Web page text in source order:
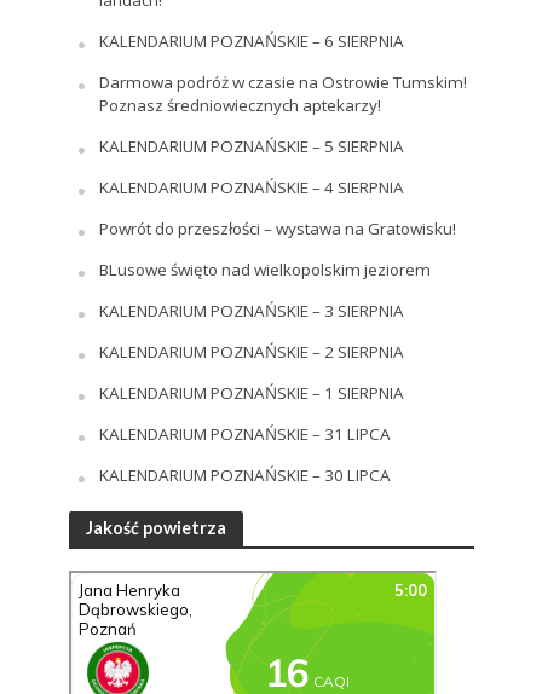
KALENDARIUM POZNAŃSKIE – 6 SIERPNIA
Darmowa podróż w czasie na Ostrowie Tumskim!
Poznasz średniowiecznych aptekarzy!
KALENDARIUM POZNAŃSKIE – 5 SIERPNIA
KALENDARIUM POZNAŃSKIE – 4 SIERPNIA
Powrót do przeszłości – wystawa na Gratowisku!
BLusowe święto nad wielkopolskim jeziorem
KALENDARIUM POZNAŃSKIE – 3 SIERPNIA
KALENDARIUM POZNAŃSKIE – 2 SIERPNIA
KALENDARIUM POZNAŃSKIE – 1 SIERPNIA
KALENDARIUM POZNAŃSKIE – 31 LIPCA
KALENDARIUM POZNAŃSKIE – 30 LIPCA
Jakość powietrza